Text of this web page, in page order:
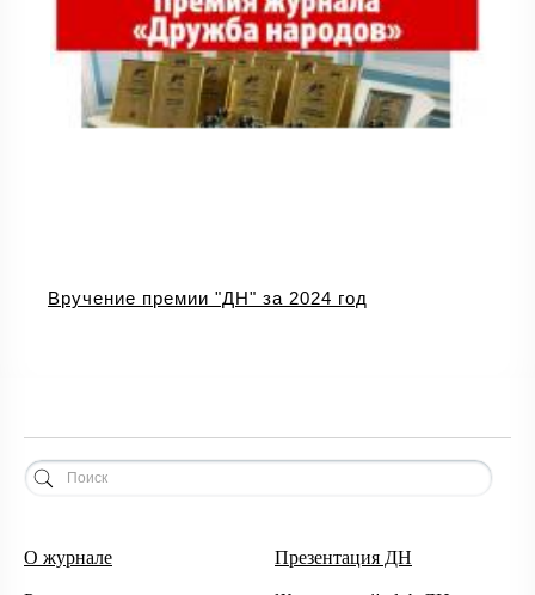
Вручение премии "ДН" за 2024 год
О журнале Презентация ДН